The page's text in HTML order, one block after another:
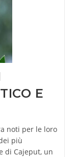
E
noti per le loro
più
di Cajeput, un